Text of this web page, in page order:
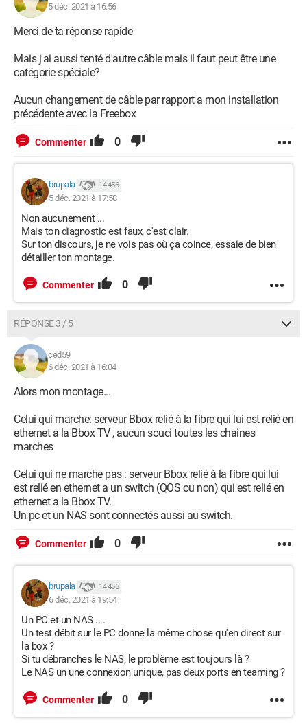
5 déc. 2021 à 16:56
Merci de ta réponse rapide
Mais j'ai aussi tenté d'autre câble mais il faut peut être une
catégorie spéciale?
Aucun changement de câble par rapport a mon installation
précédente avec la Freebox
Commenter 0
brupala 14 456
5 déc. 2021 à 17:58
Non aucunement ...
Mais ton diagnostic est faux, c'est clair.
Sur ton discours, je ne vois pas où ça coince, essaie de bien
détailler ton montage.
Commenter 0
RÉPONSE 3 / 5
ced59
6 déc. 2021 à 16:04
Alors mon montage...
Celui qui marche: serveur Bbox relié à la fibre qui lui est relié en
ethernet a la Bbox TV , aucun souci toutes les chaines
marches
Celui qui ne marche pas : serveur Bbox relié à la fibre qui lui
est relié en ethernet a un switch (QOS ou non) qui est relié en
ethernet a la Bbox TV.
Un pc et un NAS sont connectés aussi au switch.
Commenter 0
brupala 14 456
6 déc. 2021 à 19:54
Un PC et un NAS ....
Un test débit sur le PC donne la même chose qu'en direct sur
la box ?
Si tu débranches le NAS, le problème est toujours là ?
Le NAS un une connexion unique, pas deux ports en teaming ?
Commenter 0